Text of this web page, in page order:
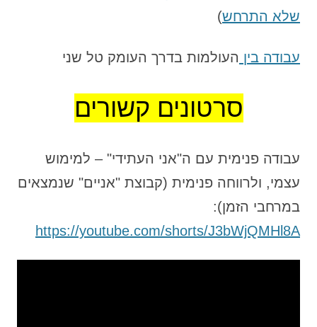
שלא התרחש)
עבודה בין העולמות בדרך העומק טל שני
סרטונים קשורים
עבודה פנימית עם ה"אני העתידי" – למימוש
עצמי, ולרווחה פנימית (קבוצת "אניים" שנמצאים
במרחבי הזמן):
https://youtube.com/shorts/J3bWjQMHl8A